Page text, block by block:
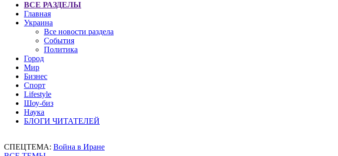
ВСЕ РАЗДЕЛЫ
Главная
Украина
Все новости раздела
События
Политика
Город
Мир
Бизнес
Спорт
Lifestyle
Шоу-биз
Наука
БЛОГИ ЧИТАТЕЛЕЙ
СПЕЦТЕМА: Война в Иране